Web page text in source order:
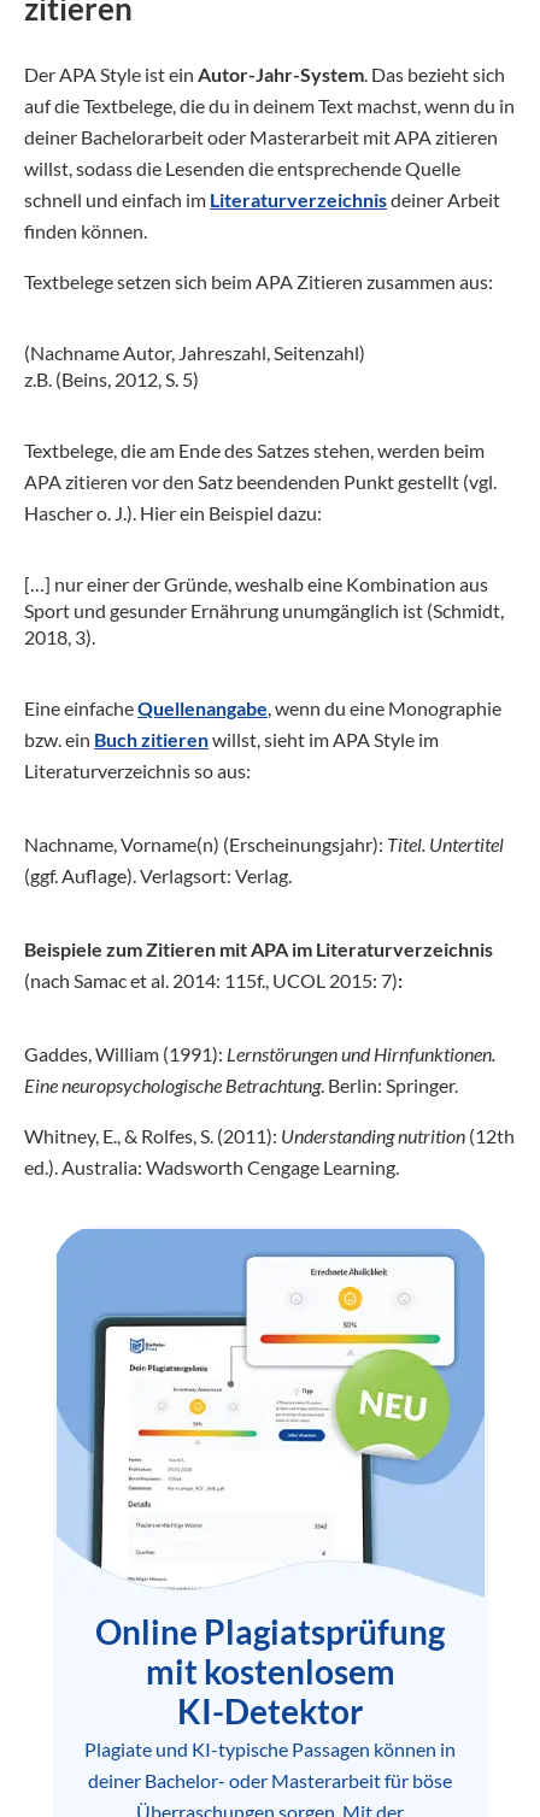
zitieren
Der APA Style ist ein Autor-Jahr-System. Das bezieht sich
auf die Textbelege, die du in deinem Text machst, wenn du in
deiner Bachelorarbeit oder Masterarbeit mit APA zitieren
willst, sodass die Lesenden die entsprechende Quelle
schnell und einfach im Literaturverzeichnisdeiner Arbeit
finden können.
Textbelege setzen sich beim APA Zitieren zusammen aus:
(Nachname Autor, Jahreszahl, Seitenzahl)
z.B. (Beins, 2012, S. 5)
Textbelege, die am Ende des Satzes stehen, werden beim
APA zitieren vor den Satz beendenden Punkt gestellt (vgl.
Hascher o. J.). Hier ein Beispiel dazu:
[…] nur einer der Gründe, weshalb eine Kombination aus
Sport und gesunder Ernährung unumgänglich ist (Schmidt,
2018, 3).
Eine einfacheQuellenangabe, wenn du eine Monographie
bzw. ein Buch zitierenwillst, sieht im APA Style im
Literaturverzeichnis so aus:
Nachname, Vorname(n) (Erscheinungsjahr): Titel. Untertitel
(ggf. Auflage). Verlagsort: Verlag.
Beispiele zum Zitieren mit APA im Literaturverzeichnis
(nach Samac et al. 2014: 115f., UCOL 2015: 7):
Gaddes, William (1991): Lernstörungen und Hirnfunktionen.
Eine neuropsychologische Betrachtung. Berlin: Springer.
Whitney, E., & Rolfes, S. (2011): Understanding nutrition (12th
ed.). Australia: Wadsworth Cengage Learning.
Online Plagiatsprüfung
mit kostenlosem
KI-Detektor
Plagiate und KI-typische Passagen können in
deiner Bachelor- oder Masterarbeit für böse
Überraschungen sorgen. Mit der